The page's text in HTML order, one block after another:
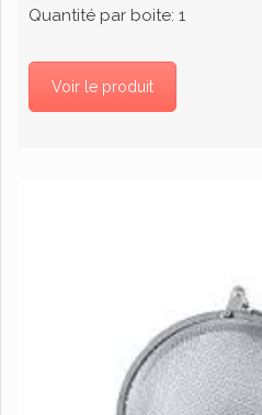
Quantité par boite: 1
Voir le produit